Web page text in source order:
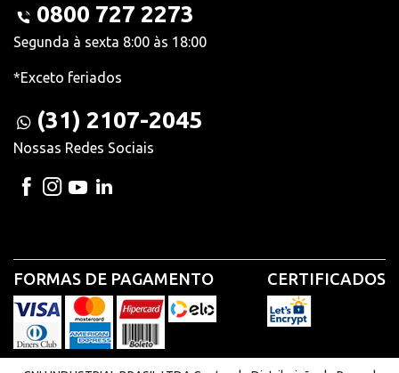
0800 727 2273
Segunda à sexta 8:00 às 18:00
*Exceto feriados
(31) 2107-2045
Nossas Redes Sociais
FORMAS DE PAGAMENTO CERTIFICADOS